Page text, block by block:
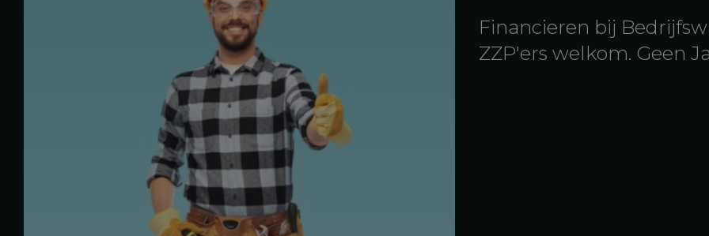
Financieren bij
ZZP'ers welkom. Geen